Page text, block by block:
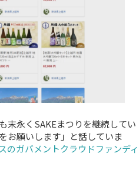
末永くSAKEまつりを継続してい
お願いします」と話していま
のガバメントクラウドファンディ